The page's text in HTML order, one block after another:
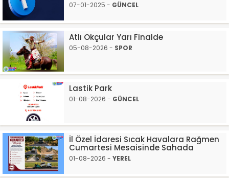
07-01-2025 - GÜNCEL
Atlı Okçular Yarı Finalde
05-08-2026 - SPOR
Lastik Park
01-08-2026 - GÜNCEL
İl Özel İdaresi Sıcak Havalara Rağmen
Cumartesi Mesaisinde Sahada
01-08-2026 - YEREL